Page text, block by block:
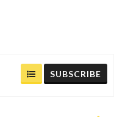
SUBSCRIBE